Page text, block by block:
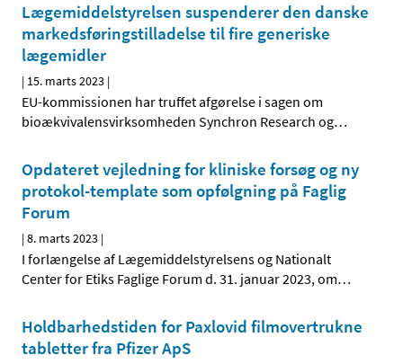
Lægemiddelstyrelsen suspenderer den danske
markedsføringstilladelse til fire generiske
lægemidler
| 15. marts 2023 |
EU-kommissionen har truffet afgørelse i sagen om
bioækvivalensvirksomheden Synchron Research og…
Opdateret vejledning for kliniske forsøg og ny
protokol-template som opfølgning på Faglig
Forum
|8. marts 2023 |
I forlængelse af Lægemiddelstyrelsens og Nationalt
Center for Etiks Faglige Forum d. 31. januar 2023, om…
Holdbarhedstiden for Paxlovid filmovertrukne
tabletter fra Pfizer ApS